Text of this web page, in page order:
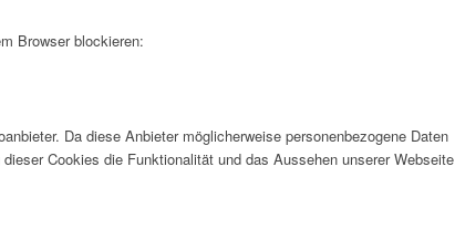
Browser blockieren:
Da diese Anbieter möglicherweise personenbezogene Daten
Cookies die Funktionalität und das Aussehen unserer Webseite